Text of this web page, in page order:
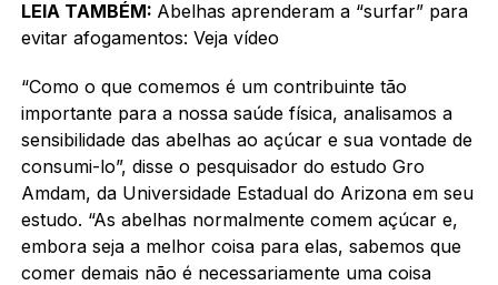
LEIA TAMBÉM: Abelhas aprenderam a “surfar” para
evitar afogamentos: Veja vídeo
“Como o que comemos é um contribuinte tão
importante para a nossa saúde física, analisamos a
sensibilidade das abelhas ao açúcar e sua vontade de
consumi-lo”, disse o pesquisador do estudo Gro
Amdam, da Universidade Estadual do Arizona em seu
estudo. “As abelhas normalmente comem açúcar e,
embora seja a melhor coisa para elas, sabemos que
comer demais não é necessariamente uma coisa